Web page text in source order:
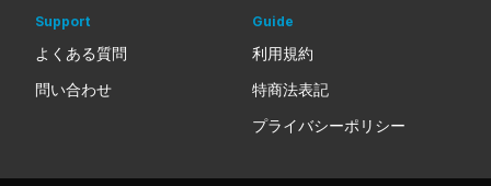
Support
よくある質問
問い合わせ
Guide
利用規約
特商法表記
プライバシーポリシー